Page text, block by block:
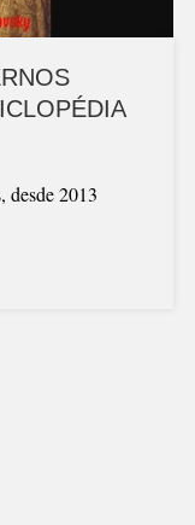
desde 2013